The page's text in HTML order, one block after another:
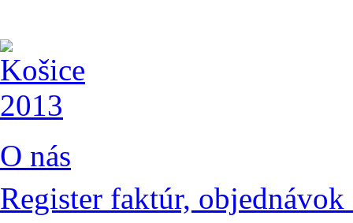
O nás
Register faktúr,